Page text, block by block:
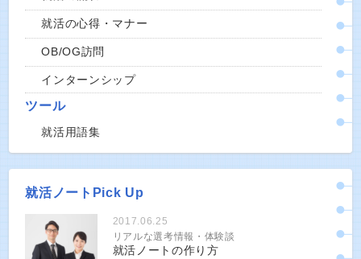
就活の心得・マナー
OB/OG訪問
インターンシップ
ツール
就活用語集
就活ノートPick Up
2017.06.25
リアルな選考情報・体験談
就活ノートの作り方